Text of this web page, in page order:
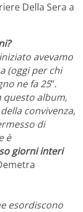
Della Sera a
avevamo
(oggi per chi
ne fa 25“.
questo album,
convivenza,
di
è
giorni interi
esordiscono